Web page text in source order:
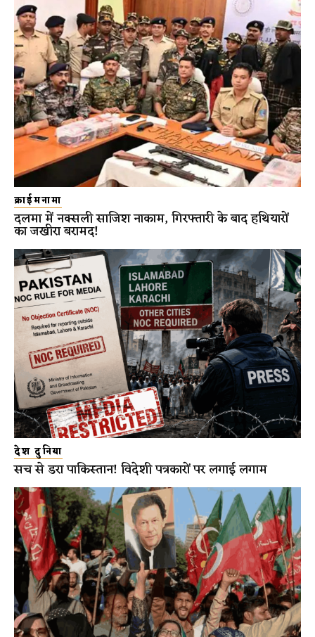
क्राईमनामा
दलमा में नक्सली साजिश नाकाम, गिरफ्तारी के बाद हथियारों
का जखीरा बरामद!
देश दुनिया
सच से डरा पाकिस्तान! विदेशी पत्रकारों पर लगाई लगाम